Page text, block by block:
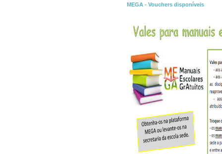
MEGA - Vouchers disponíveis